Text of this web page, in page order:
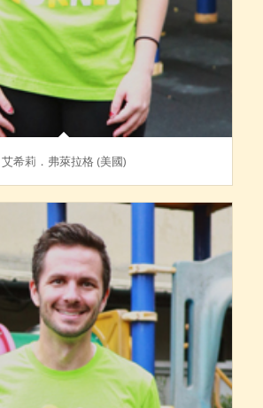
艾希莉．弗萊拉格 (美國)